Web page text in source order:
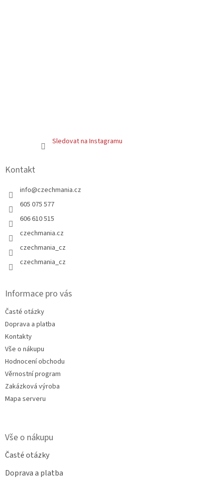
Sledovat na Instagramu
Kontakt
info@czechmania.cz
605 075 577
606 610 515
czechmania.cz
czechmania_cz
czechmania_cz
Informace pro vás
Časté otázky
Doprava a platba
Kontakty
Vše o nákupu
Hodnocení obchodu
Věrnostní program
Zakázková výroba
Mapa serveru
Vše o nákupu
Časté otázky
Doprava a platba